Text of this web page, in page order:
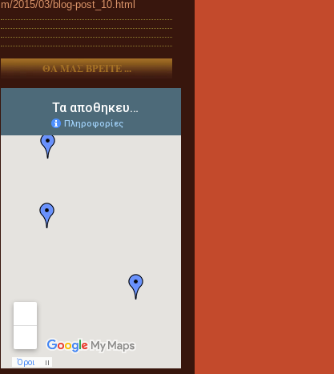
m/2015/03/blog-post_10.html
ΘΑ ΜΑΣ ΒΡΕΙΤΕ ...